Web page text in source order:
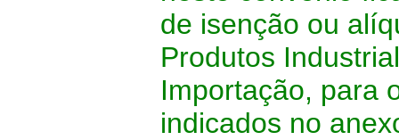
de isenção ou
Produtos
Importação, para
indicados no